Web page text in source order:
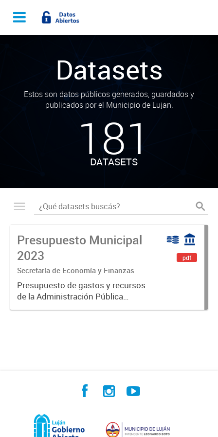
Datasets
Estos son datos públicos generados, guardados y
publicados por el Municipio de Lujan.
181
DATASETS
Presupuesto Municipal
2023
Secretaría de Economía y Finanzas
Presupuesto de gastos y recursos
de la Administración Pública
Municipal para el ejercicio 2023.
pdf